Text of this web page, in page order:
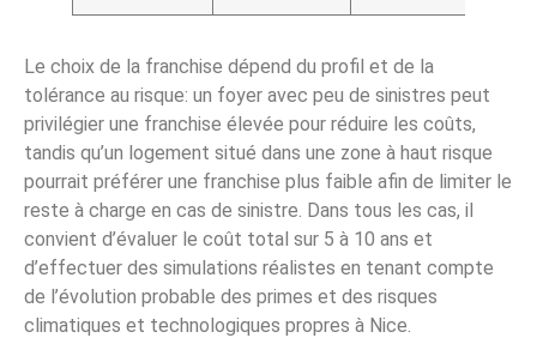
Le choix de la franchise dépend du profil et de la
tolérance au risque: un foyer avec peu de sinistres peut
privilégier une franchise élevée pour réduire les coûts,
tandis qu’un logement situé dans une zone à haut risque
pourrait préférer une franchise plus faible afin de limiter le
reste à charge en cas de sinistre. Dans tous les cas, il
convient d’évaluer le coût total sur 5 à 10 ans et
d’effectuer des simulations réalistes en tenant compte
de l’évolution probable des primes et des risques
climatiques et technologiques propres à Nice.